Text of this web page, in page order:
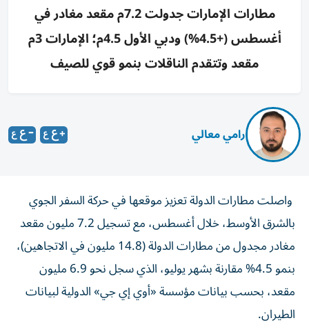
مطارات الإمارات جدولت 7.2م مقعد مغادر في
أغسطس (+4.5%) ودبي الأول 4.5م؛ الإمارات 3م
مقعد وتتقدم الناقلات بنمو قوي للصيف
رامي معالي
واصلت مطارات الدولة تعزيز موقعها في حركة السفر الجوي
بالشرق الأوسط، خلال أغسطس، مع تسجيل 7.2 مليون مقعد
مغادر مجدول من مطارات الدولة (14.8 مليون في الاتجاهين)،
بنمو 4.5% مقارنة بشهر يوليو، الذي سجل نحو 6.9 مليون
مقعد، بحسب بيانات مؤسسة «أوي إي جي» الدولية لبيانات
الطيران.